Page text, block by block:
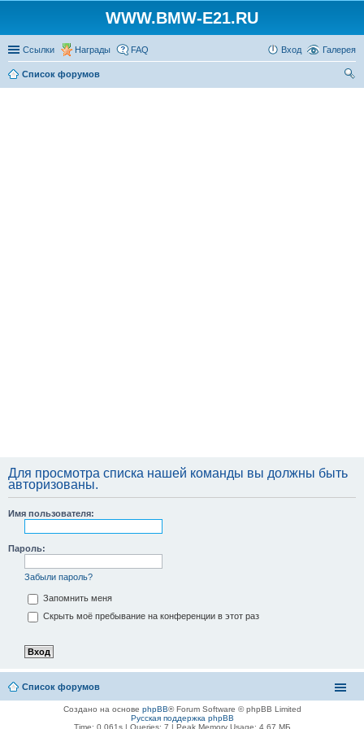
WWW.BMW-E21.RU
Ссылки Награды Галерея
FAQ Вход
Список форумов
Для просмотра списка нашей команды вы должны быть
авторизованы.
Имя пользователя:
Пароль:
Забыли пароль?
Запомнить меня
Скрыть моё пребывание на конференции в этот раз
Список форумов
Создано на основе phpBB® Forum Software © phpBB Limited
Русская поддержка phpBB
Time: 0.061s| Queries: 7 | Peak Memory Usage: 4.67 МБ